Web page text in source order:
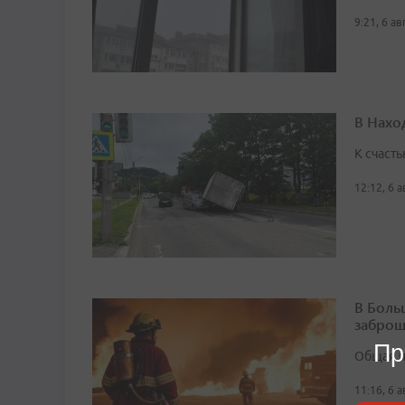
9:21, 6
В
К
12:12, 6
В
Общая
11:16, 6